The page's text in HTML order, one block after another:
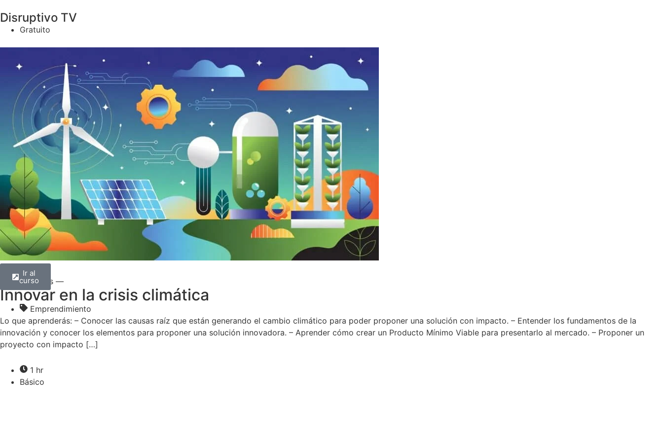
Disruptivo TV
Gratuito
Ir al
curso
— Todos —
Innovar en la crisis climática
Emprendimiento
Lo que aprenderás: – Conocer las causas raíz que están generando el cambio climático para poder proponer una solución con impacto. – Entender los fundamentos de la
innovación y conocer los elementos para proponer una solución innovadora. – Aprender cómo crear un Producto Mínimo Viable para presentarlo al mercado. – Proponer un
proyecto con impacto […]
1 hr
Básico